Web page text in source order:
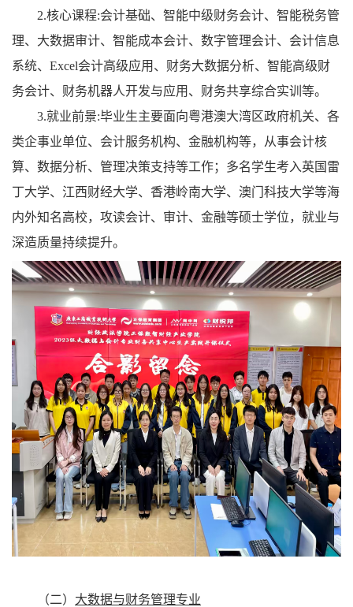
2.核心课程:会计基础、智能中级财务会计、智能税务管
理、大数据审计、智能成本会计、数字管理会计、会计信息
系统、Excel会计高级应用、财务大数据分析、智能高级财
务会计、财务机器人开发与应用、财务共享综合实训等。
3.就业前景:毕业生主要面向粤港澳大湾区政府机关、各
类企事业单位、会计服务机构、金融机构等，从事会计核
算、数据分析、管理决策支持等工作；多名学生考入英国雷
丁大学、江西财经大学、香港岭南大学、澳门科技大学等海
内外知名高校，攻读会计、审计、金融等硕士学位，就业与
深造质量持续提升。
（二） 大数据与财务管理专业